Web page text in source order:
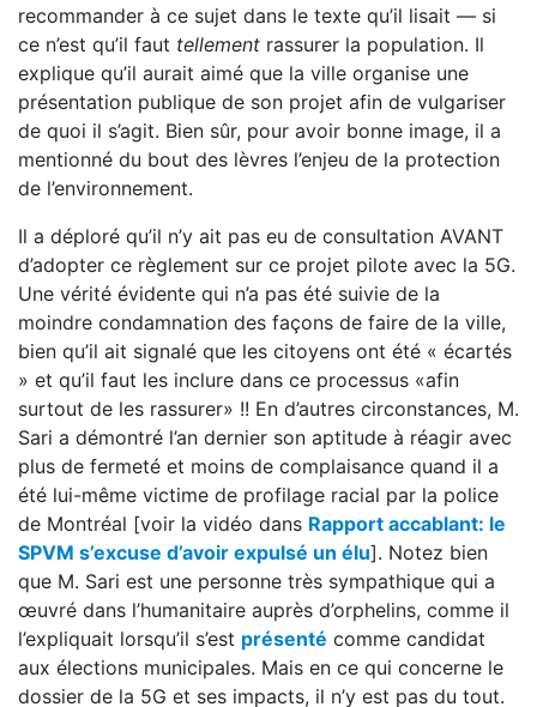
recommander à ce sujet dans le texte qu’il lisait — si
ce n’est qu’il faut tellement rassurer la population. Il
explique qu’il aurait aimé que la ville organise une
présentation publique de son projet afin de vulgariser
de quoi il s’agit. Bien sûr, pour avoir bonne image, il a
mentionné du bout des lèvres l’enjeu de la protection
de l’environnement.
Il a déploré qu’il n’y ait pas eu de consultation AVANT
d’adopter ce règlement sur ce projet pilote avec la 5G.
Une vérité évidente qui n’a pas été suivie de la
moindre condamnation des façons de faire de la ville,
bien qu’il ait signalé que les citoyens ont été « écartés
» et qu’il faut les inclure dans ce processus «afin
surtout de les rassurer» !! En d’autres circonstances, M.
Sari a démontré l’an dernier son aptitude à réagir avec
plus de fermeté et moins de complaisance quand il a
été lui-même victime de profilage racial par la police
de Montréal [voir la vidéo dans Rapport accablant: le
SPVM s’excuse d’avoir expulsé un élu]. Notez bien
que M. Sari est une personne très sympathique qui a
œuvré dans l’humanitaire auprès d’orphelins, comme il
l’expliquait lorsqu’il s’est présenté comme candidat
aux élections municipales. Mais en ce qui concerne le
dossier de la 5G et ses impacts, il n’y est pas du tout.